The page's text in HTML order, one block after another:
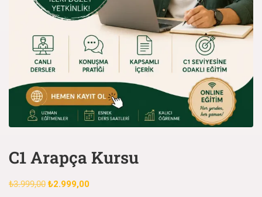
C1 Arapça Kursu
₺3.999,00 ₺2.999,00